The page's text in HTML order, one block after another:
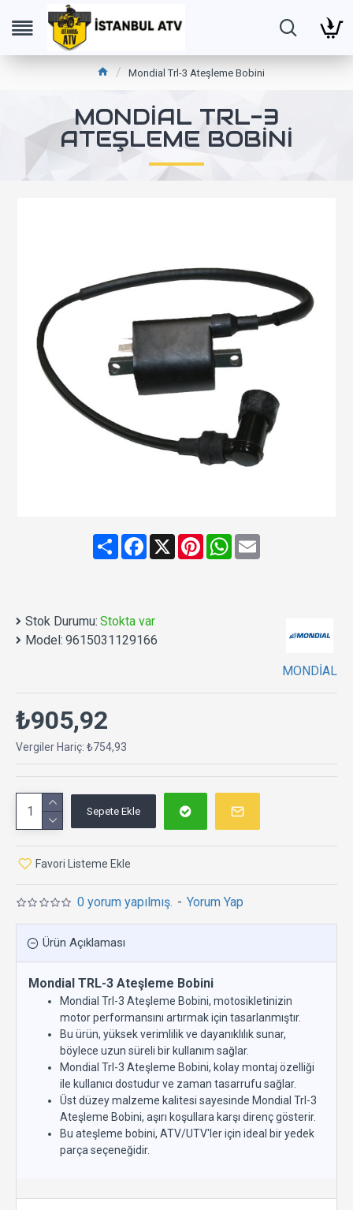
Mondial Trl-3 Ateşleme Bobini
MONDIAL TRL-3
ATEŞLEME BOBINI
ShareFacebook
X PinterestWhatsApp
Email
Stok Durumu: Stokta var
Model: 9615031129166
MONDİAL
0 yorum yapılmış. - Yorum Yap
₺905,92
Vergiler Hariç: ₺754,93
Sepete Ekle
Favori Listeme Ekle
Ürün Açıklaması
Mondial TRL-3 Ateşleme Bobini
Mondial Trl-3 Ateşleme Bobini, motosikletinizin
motor performansını artırmak için tasarlanmıştır.
Bu ürün, yüksek verimlilik ve dayanıklılık sunar,
böylece uzun süreli bir kullanım sağlar.
Mondial Trl-3 Ateşleme Bobini, kolay montaj özelliği
ile kullanıcı dostudur ve zaman tasarrufu sağlar.
Üst düzey malzeme kalitesi sayesinde Mondial Trl-3
Ateşleme Bobini, aşırı koşullara karşı direnç gösterir.
Bu ateşleme bobini, ATV/UTV'ler için ideal bir yedek
parça seçeneğidir.